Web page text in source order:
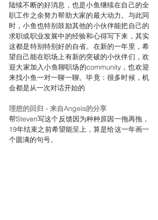
陆续不断的好消息，也是小鱼继续在自己的全
职工作之余努力帮助大家的最大动力。与此同
时，小鱼也特别鼓励其他的小伙伴能把自己的
求职或职业发展中的经验和心得写下来，其实
这都是特别特别好的自省。在新的一年里，希
望自己能在职场上有新的突破的小伙伴们，欢
迎大家加入小鱼聊职场的community，也欢迎
来找小鱼一对一聊一聊。毕竟：很多时候，机
会都是从一次对话开始的
理想的回归 - 来自Angela的分享
帮Steven写这个反馈因为种种原因一拖再拖，
19年结束之前希望能呈上，算是给这一年画一
个圆满的句号。